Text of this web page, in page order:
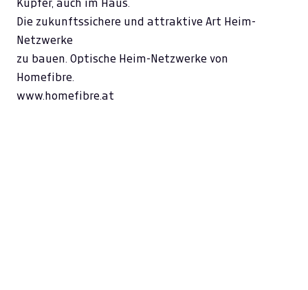
Kupfer, auch im Haus.
Die zukunftssichere und attraktive Art Heim-
Netzwerke
zu bauen. Optische Heim-Netzwerke von
Homefibre.
www.homefibre.at